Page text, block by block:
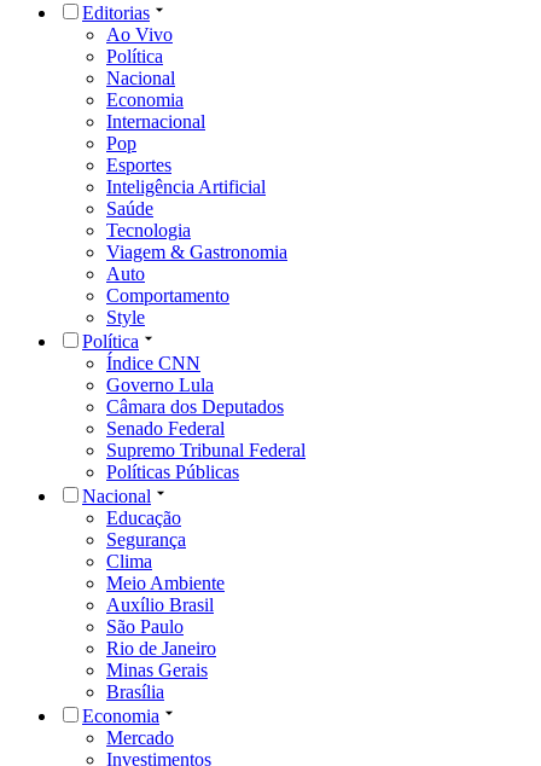
Editorias
Ao Vivo
Política
Nacional
Economia
Internacional
Pop
Esportes
Inteligência Artificial
Saúde
Tecnologia
Viagem & Gastronomia
Auto
Comportamento
Style
Política
Índice CNN
Governo Lula
Câmara dos Deputados
Senado Federal
Supremo Tribunal Federal
Políticas Públicas
Nacional
Educação
Segurança
Clima
Meio Ambiente
Auxílio Brasil
São Paulo
Rio de Janeiro
Minas Gerais
Brasília
Economia
Mercado
Investimentos